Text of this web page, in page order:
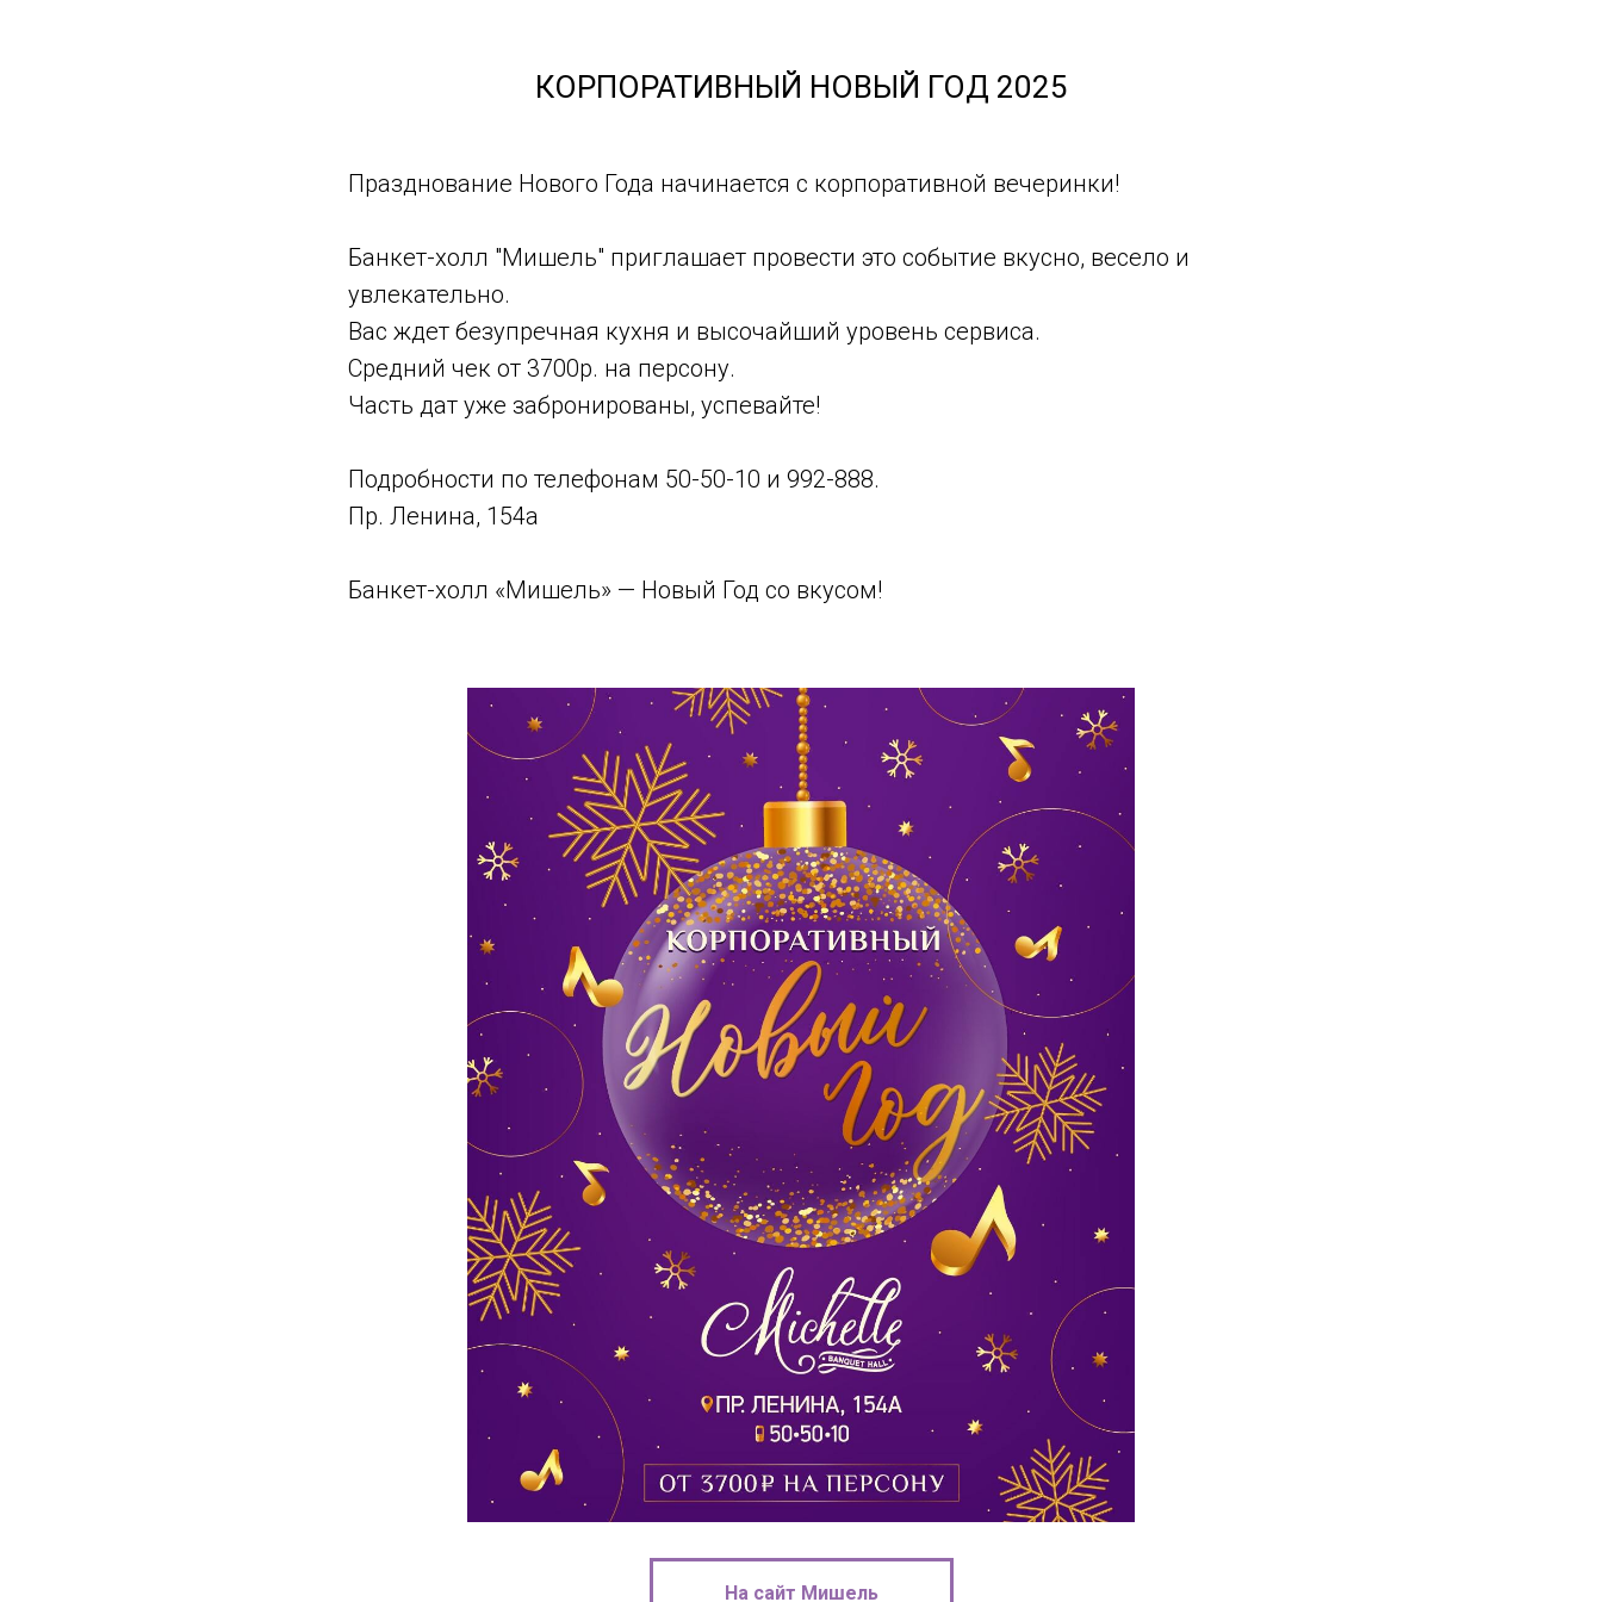
КОРПОРАТИВНЫЙ НОВЫЙ ГОД 2025
Празднование Нового Года начинается с корпоративной вечеринки!
Банкет-холл "Мишель" приглашает провести это событие вкусно, весело и
увлекательно.
Вас ждет безупречная кухня и высочайший уровень сервиса.
Средний чек от 3700р. на персону.
Часть дат уже забронированы, успевайте!
Подробности по телефонам 50-50-10 и 992-888.
Пр. Ленина, 154а
Банкет-холл «Мишель» — Новый Год со вкусом!
На сайт Мишель